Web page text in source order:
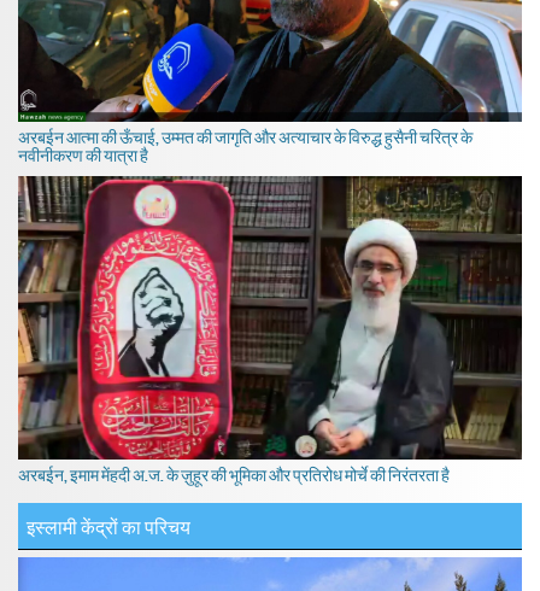
अरबईन आत्मा की ऊँचाई, उम्मत की जागृति और अत्याचार के विरुद्ध हुसैनी चरित्र के
नवीनीकरण की यात्रा है
अरबईन, इमाम मेंहदी अ.ज. के ज़ुहूर की भूमिका और प्रतिरोध मोर्चे की निरंतरता है
इस्लामी केंद्रों का परिचय